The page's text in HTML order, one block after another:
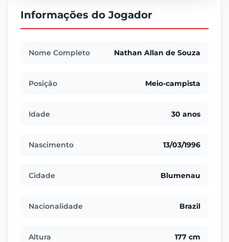
Informações do Jogador
Nome Completo Nathan Allan de Souza
Posição Meio-campista
Idade 30 anos
Nascimento 13/03/1996
Cidade Blumenau
Nacionalidade Brazil
Altura 177 cm